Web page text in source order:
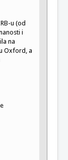
u (od
i
na
Oxford, a